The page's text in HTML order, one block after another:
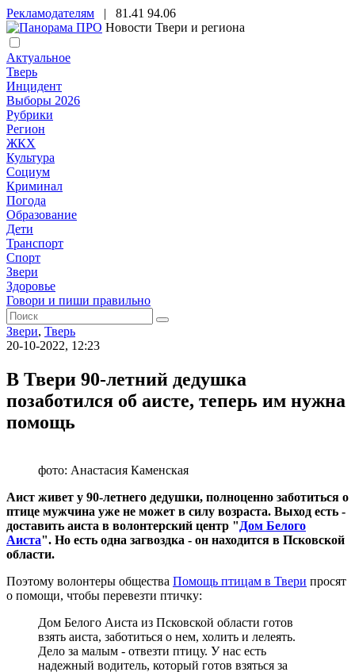
Рекламодателям | 81.41 94.06
Новости Твери и региона
Актуальное
Тверь
Инцидент
Выборы 2026
Рубрики
Регион
ЖКХ
Культура
Социум
Криминал
Погода
Образование
Дети
Транспорт
Спорт
Звери
Здоровье
Говори и пиши правильно
Звери, Тверь
20-10-2022, 12:23
В Твери 90-летний дедушка
позаботился об аисте, теперь им нужна
помощь
фото: Анастасия Каменская
Аист живет у 90-летнего дедушки, полноценно заботиться о
птице мужчина уже не может в силу возраста. Выход есть -
доставить аиста в волонтерский центр " Дом Белого
Аиста". Но есть одна загвоздка - он находится в Псковской
области.
Поэтому волонтеры общества Помощь птицам в Твери просят
о помощи, чтобы перевезти птичку:
Дом Белого Аиста из Псковской области готов
взять аиста, заботиться о нем, холить и лелеять.
Дело за малым - отвезти птицу. У нас есть
надежный водитель, который готов взяться за